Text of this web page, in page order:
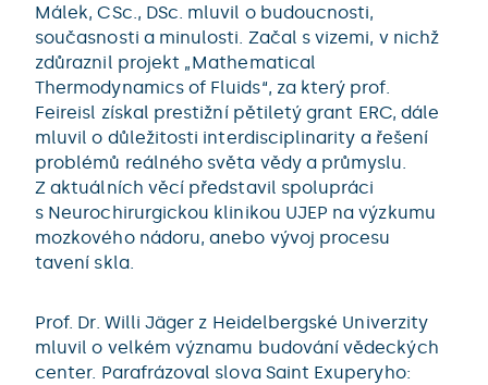
Málek, CSc., DSc. mluvil o budoucnosti,
současnosti a minulosti. Začal s vizemi, v nichž
zdůraznil projekt „Mathematical
Thermodynamics of Fluids“, za který prof.
Feireisl získal prestižní pětiletý grant ERC, dále
mluvil o důležitosti interdisciplinarity a řešení
problémů reálného světa vědy a průmyslu.
Z aktuálních věcí představil spolupráci
s Neurochirurgickou klinikou UJEP na výzkumu
mozkového nádoru, anebo vývoj procesu
tavení skla.
Prof. Dr. Willi Jäger z Heidelbergské Univerzity
mluvil o velkém významu budování vědeckých
center. Parafrázoval slova Saint Exuperyho: